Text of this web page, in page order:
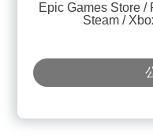
Epic Games Store
Steam